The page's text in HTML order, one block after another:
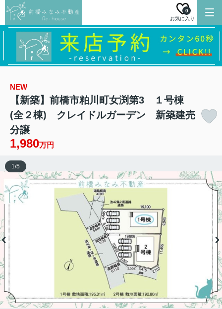
お気に入り
0
NEW
【新築】前橋市粕川町女渕第3 １号棟
(全２棟) クレイドルガーデン 新築建売
分譲
1,980万円
1/5